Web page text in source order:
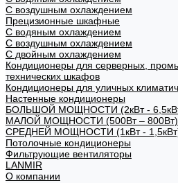
С воздушным охлаждением
Прецизионные шкафные
С водяным охлаждением
С воздушным охлаждением
С двойным охлаждением
Кондиционеры для серверных,
технических шкафов
Кондиционеры для уличных
Настенные кондиционеры
БОЛЬШОЙ МОЩНОСТИ (2кВт -
МАЛОЙ МОЩНОСТИ (500Вт – 800Вт)
СРЕДНЕЙ МОЩНОСТИ (1кВт -
Потолочные кондиционеры
Фильтрующие вентиляторы
LANMIR
О компании